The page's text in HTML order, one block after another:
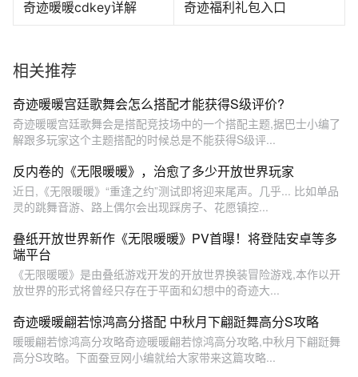
奇迹暖暖cdkey详解 奇迹福利礼包入口
相关推荐
奇迹暖暖宫廷歌舞会怎么搭配才能获得S级评价?
奇迹暖暖宫廷歌舞会是搭配竞技场中的一个搭配主题,据巴士小编了
解跟多玩家这个主题搭配的时候总是不能获得S级评...
反内卷的《无限暖暖》，治愈了多少开放世界玩家
近日,《无限暖暖》“重逢之约”测试即将迎来尾声。几乎... 比如单品
灵的跳舞音游、路上偶尔会出现踩房子、花愿镇控...
叠纸开放世界新作《无限暖暖》PV首曝！将登陆安卓等多
端平台
《无限暖暖》是由叠纸游戏开发的开放世界换装冒险游戏,本作以开
放世界的形式将曾经只存在于平面和幻想中的奇迹大...
奇迹暖暖翩若惊鸿高分搭配 中秋月下翩跹舞高分S攻略
暖暖翩若惊鸿高分攻略奇迹暖暖翩若惊鸿高分攻略,中秋月下翩跹舞
高分S攻略。下面蚕豆网小编就给大家带来这篇攻略...